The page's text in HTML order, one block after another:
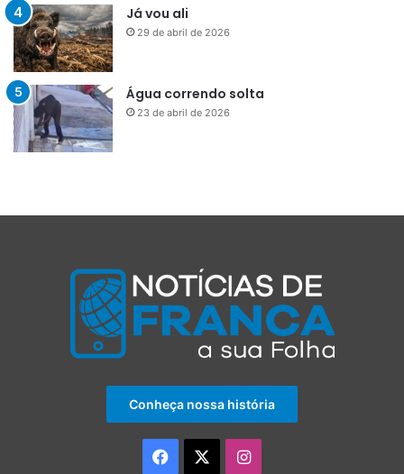
Já vou ali
29 de abril de 2026
Água correndo solta
23 de abril de 2026
Conheça nossa história
Facebook Instagram